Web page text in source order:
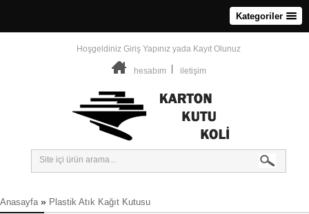
Kategoriler
Hoşgeldiniz Giriş Yapınız yada Kayıt Olunuz
hesabım iletişim
Anasayfa » Plastik Atık Kağıt Kutusu